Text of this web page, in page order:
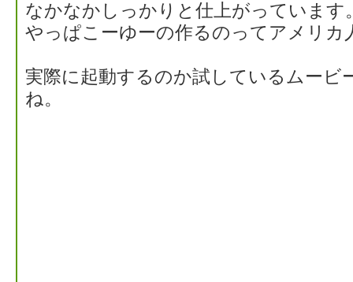
なかなかしっかりと仕上がっています
やっぱこーゆーの作るのってアメリカ
実際に起動するのか試しているムービ
ね。